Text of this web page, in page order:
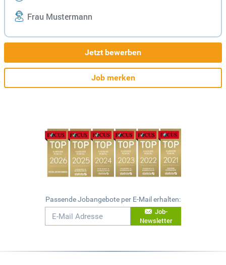
Frau Mustermann
Jetzt bewerben
Job merken
Passende Jobangebote per E-Mail erhalten:
Job-
Newsletter